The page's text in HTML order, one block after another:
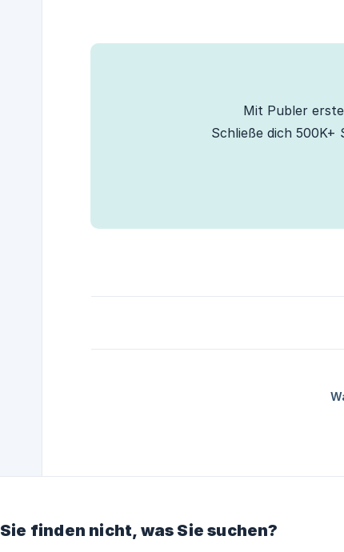
Mit Publer
Schließe dich 500K+
Sie finden nicht, was Sie suchen?